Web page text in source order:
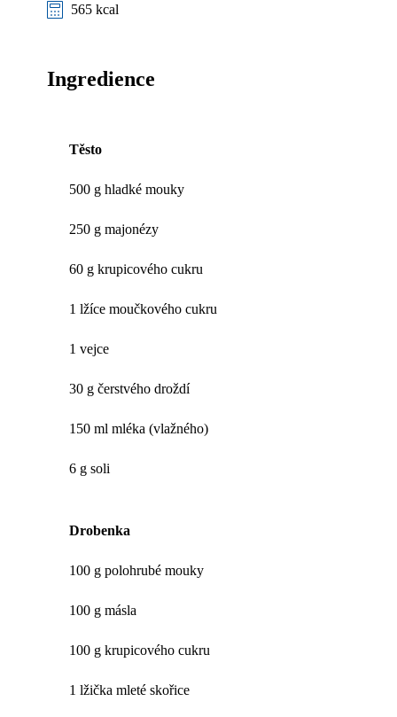
565 kcal
Ingredience
Těsto
500 g hladké mouky
250 g majonézy
60 g krupicového cukru
1 lžíce moučkového cukru
1 vejce
30 g čerstvého droždí
150 ml mléka (vlažného)
6 g soli
Drobenka
100 g polohrubé mouky
100 g másla
100 g krupicového cukru
1 lžička mleté skořice